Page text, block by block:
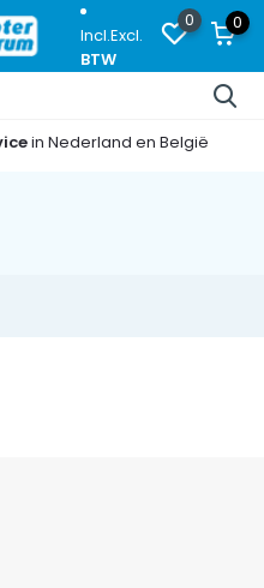
Incl.Excl.
BTW
0 0
in Nederland en België